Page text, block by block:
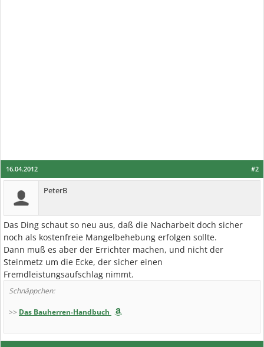
#2
16.04.2012
PeterB
Das Ding schaut so neu aus, daß die Nacharbeit doch sicher
noch als kostenfreie Mangelbehebung erfolgen sollte.
Dann muß es aber der Errichter machen, und nicht der
Steinmetz um die Ecke, der sicher einen
Fremdleistungsaufschlag nimmt.
Schnäppchen:
>> Das Bauherren-Handbuch